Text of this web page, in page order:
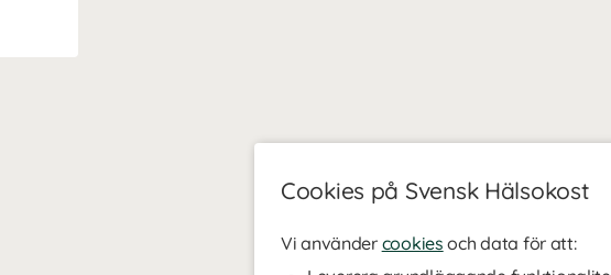
Cookies på Svensk Hälsokost
Vi använder cookies och data för att: